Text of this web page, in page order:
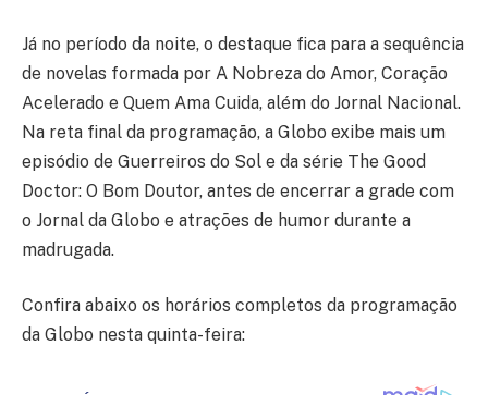
Já no período da noite, o destaque fica para a sequência
de novelas formada por A Nobreza do Amor, Coração
Acelerado e Quem Ama Cuida, além do Jornal Nacional.
Na reta final da programação, a Globo exibe mais um
episódio de Guerreiros do Sol e da série The Good
Doctor: O Bom Doutor, antes de encerrar a grade com
o Jornal da Globo e atrações de humor durante a
madrugada.
Confira abaixo os horários completos da programação
da Globo nesta quinta-feira: